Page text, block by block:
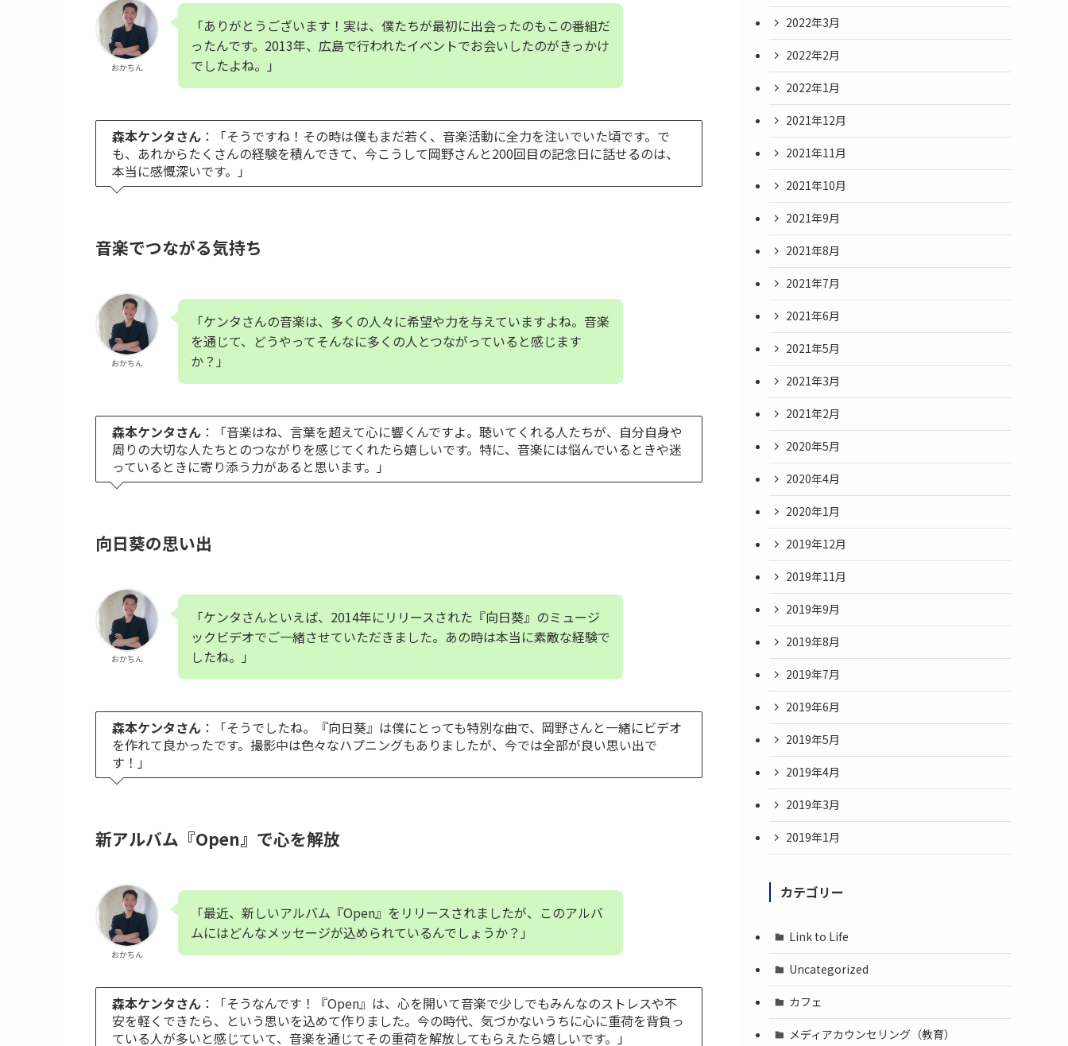
おかちん
「ありがとうございます！実は、僕たちが最初に出会ったのもこの番組だ
ったんです。2013年、広島で行われたイベントでお会いしたのがきっかけ
でしたよね。」
森本ケンタさん ：「そうですね！その時は僕もまだ若く、音楽活動に全力を注いでいた頃です。で
も、あれからたくさんの経験を積んできて、今こうして岡野さんと200回目の記念日に話せるのは、
本当に感慨深いです。」
音楽でつながる気持ち
おかちん
「ケンタさんの音楽は、多くの人々に希望や力を与えていますよね。音楽
を通じて、どうやってそんなに多くの人とつながっていると感じます
か？」
森本ケンタさん ：「音楽はね、言葉を超えて心に響くんですよ。聴いてくれる人たちが、自分自身や
周りの大切な人たちとのつながりを感じてくれたら嬉しいです。特に、音楽には悩んでいるときや迷
っているときに寄り添う力があると思います。」
向日葵の思い出
おかちん
「ケンタさんといえば、2014年にリリースされた『向日葵』のミュージ
ックビデオでご一緒させていただきました。あの時は本当に素敵な経験で
したね。」
森本ケンタさん ：「そうでしたね。『向日葵』は僕にとっても特別な曲で、岡野さんと一緒にビデオ
を作れて良かったです。撮影中は色々なハプニングもありましたが、今では全部が良い思い出で
す！」
新アルバム『Open』で心を解放
おかちん
「最近、新しいアルバム『Open』をリリースされましたが、このアルバ
ムにはどんなメッセージが込められているんでしょうか？」
森本ケンタさん ：「そうなんです！『Open』は、心を開いて音楽で少しでもみんなのストレスや不
安を軽くできたら、という思いを込めて作りました。今の時代、気づかないうちに心に重荷を背負っ
ている人が多いと感じていて、音楽を通じてその重荷を解放してもらえたら嬉しいです。」
2022年3月
2022年2月
2022年1月
2021年12月
2021年11月
2021年10月
2021年9月
2021年8月
2021年7月
2021年6月
2021年5月
2021年3月
2021年2月
2020年5月
2020年4月
2020年1月
2019年12月
2019年11月
2019年9月
2019年8月
2019年7月
2019年6月
2019年5月
2019年4月
2019年3月
2019年1月
カテゴリー
Link to Life
Uncategorized
カフェ
メディアカウンセリング（教育）